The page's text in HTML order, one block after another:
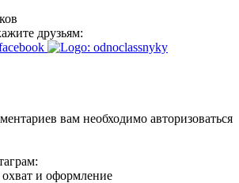
друзьям:
вам необходимо авторизоваться
и оформление